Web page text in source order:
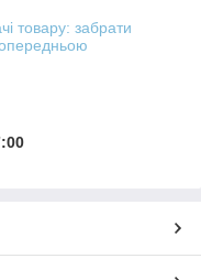
товару: забрати